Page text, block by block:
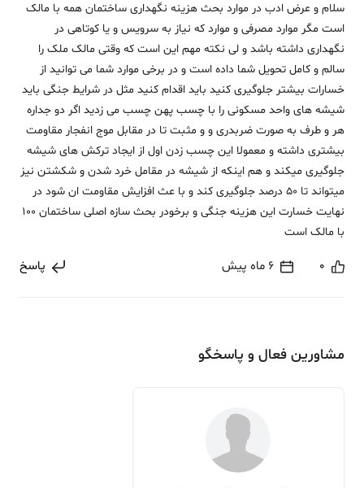
سلام و عرض ادب در موارد بحث هزینه نگهداری ساختمان همه با مالک
است مگر موارد مصرفی و موارد که نیاز به سرویس و یا کوتاهی در
نگهداری داشته باشد و لی نکته مهم این است که وقتی مالک ملک را
سالم و کامل تحویل شما داده است و در برخی موارد شما می توانید از
خسارات بیشتر جلوگیری کنید باید اقدام کنید مثل در شرایط جنگی باید
شیشه های واحد مسکونی را با چسب پهن چسب می زدید اگر دو جداره
هر و طرف به صورت ضربدری و و مثبت تا در مقابل موج انفجار مقاومت
بیشتری داشته و معمولا این چسب زدن اول از ایجاد ترکش های شیشه
جلوگیری میکند و هم اینکه از شیشه در مقامل خرد شدن و شکشتن نیز
میتواند تا 50 درصد جلوگیری کند و با عث افزایش مقاومت ان شود در
نهایت خسارت این هزینه جنگی و برخودر بحث سازه اصلی ساختمان 100
با مالک است
0 6 ماه پیش پاسخ
مشاورین فعال و پاسخگو